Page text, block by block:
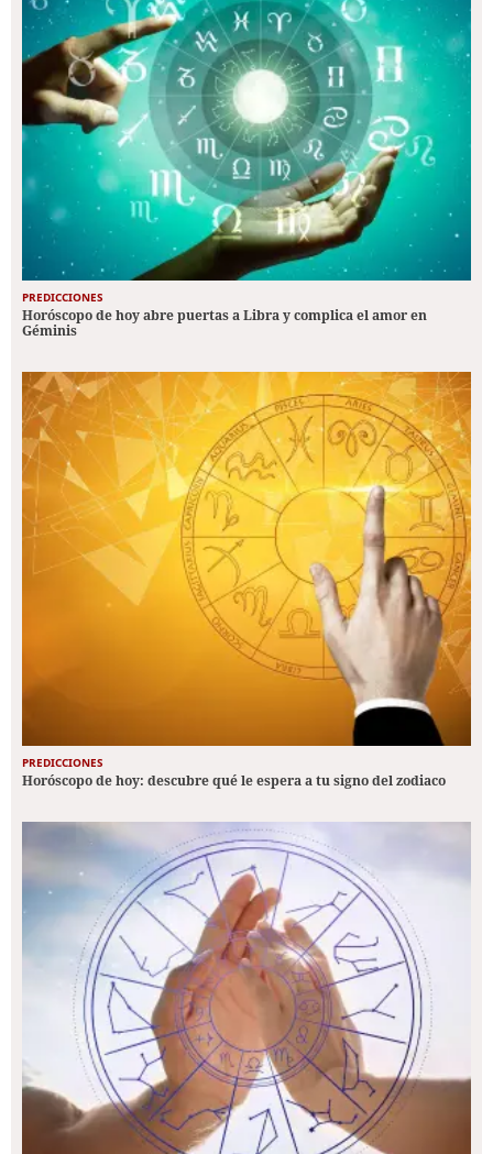
PREDICCIONES
Horóscopo de hoy abre puertas a Libra y complica el amor en
Géminis
PREDICCIONES
Horóscopo de hoy: descubre qué le espera a tu signo del zodiaco